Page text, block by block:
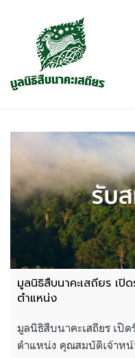
มูลนิธิสืบนาคะเสถียร เปิ
ตำแหน่ง
มูลนิธิสืบนาคะเสถียร เปิ
ตำแหน่ง คุณสมบัติเจ้าห